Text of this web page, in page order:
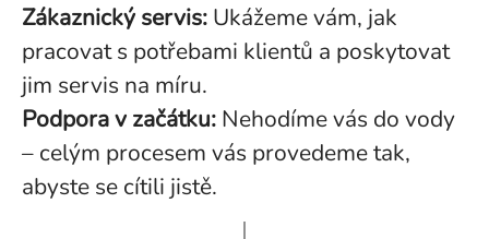
Zákaznický servis: Ukážeme vám, jak
pracovat s potřebami klientů a poskytovat
jim servis na míru.
Podpora v začátku: Nehodíme vás do vody
– celým procesem vás provedeme tak,
abyste se cítili jistě.